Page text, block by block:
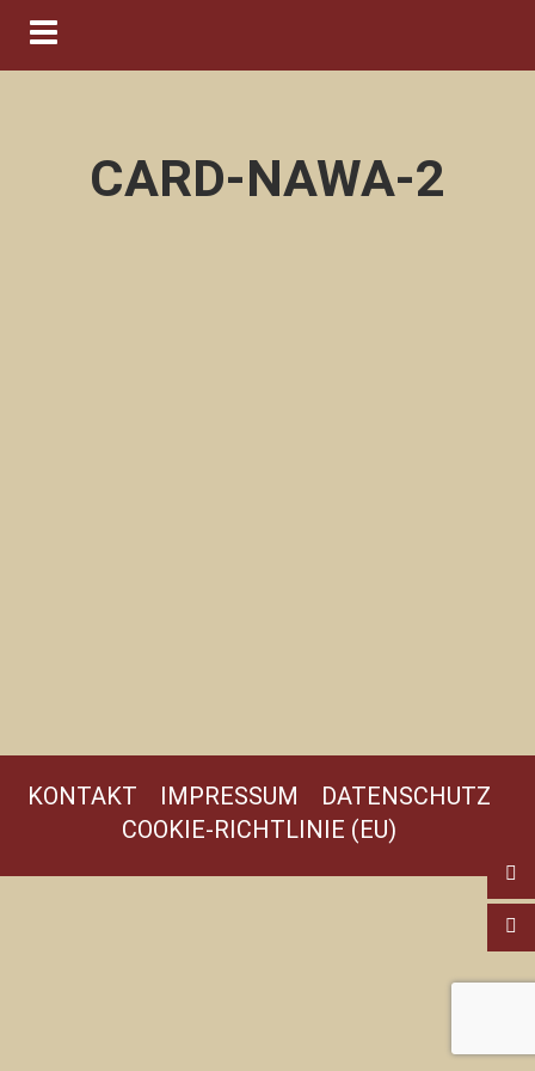
Navigation ein-/ausblenden
CARD-NAWA-2
KONTAKT IMPRESSUM
DATENSCHUTZ
COOKIE-RICHTLINIE (EU)